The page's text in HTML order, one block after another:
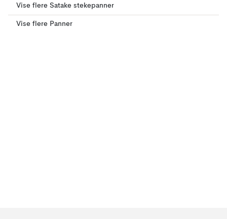
Vise flere Satake stekepanner
Vise flere Panner